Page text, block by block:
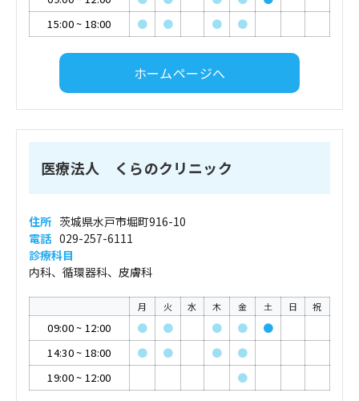
15:00~ 18:00 ● ● ● ●
ホームページへ
医療法人 くらのクリニック
住所 茨城県水戸市堀町916-10
電話 029-257-6111
診療科目
内科、循環器科、皮膚科
月 火 水 木 金 土 日 祝
09:00~ 12:00 ● ● ● ●
●
14:30~ 18:00 ● ● ●
●
19:00~ 12:00 ●